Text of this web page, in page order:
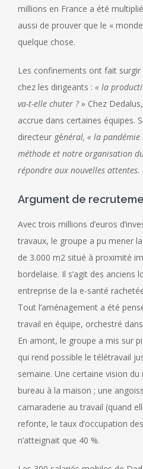
millions en France a été
aussi de prouver que le «
quelque chose.
Les confinements ont fait surgir
chez les dirigeants : « la
va-t-elle chuter ? » Chez
accrue dans certaines équipes.
directeur général, « la
méthode et notre organisation
répondre aux nouvelles attentes.
Argument de
Avec trois millions d’euros
travaux, le groupe a pu mener
de 3.000 m2 situé à proximité
bordelaise. Il s’agit des anciens
entreprise de la e-santé
Tout l’aménagement a été
travail en équipe, orchestré
En amont, le groupe a mis sur
qui rend possible le télétravail
semaine. Une certaine vision
bureau à la maison ; une
camaraderie au travail (quand
refonte, le taux d’occupation
n’atteignait que 40 %.